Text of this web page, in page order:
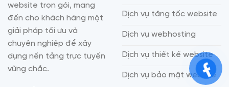
website trọn gói, mang
đến cho khách hàng một
giải pháp tối ưu và
chuyên nghiệp để xây
dựng nền tảng trực tuyến
vững chắc.
Dịch vụ tăng tốc website
Dịch vụ webhosting
Dịch vụ thiết kế website
Dịch vụ bảo mật website